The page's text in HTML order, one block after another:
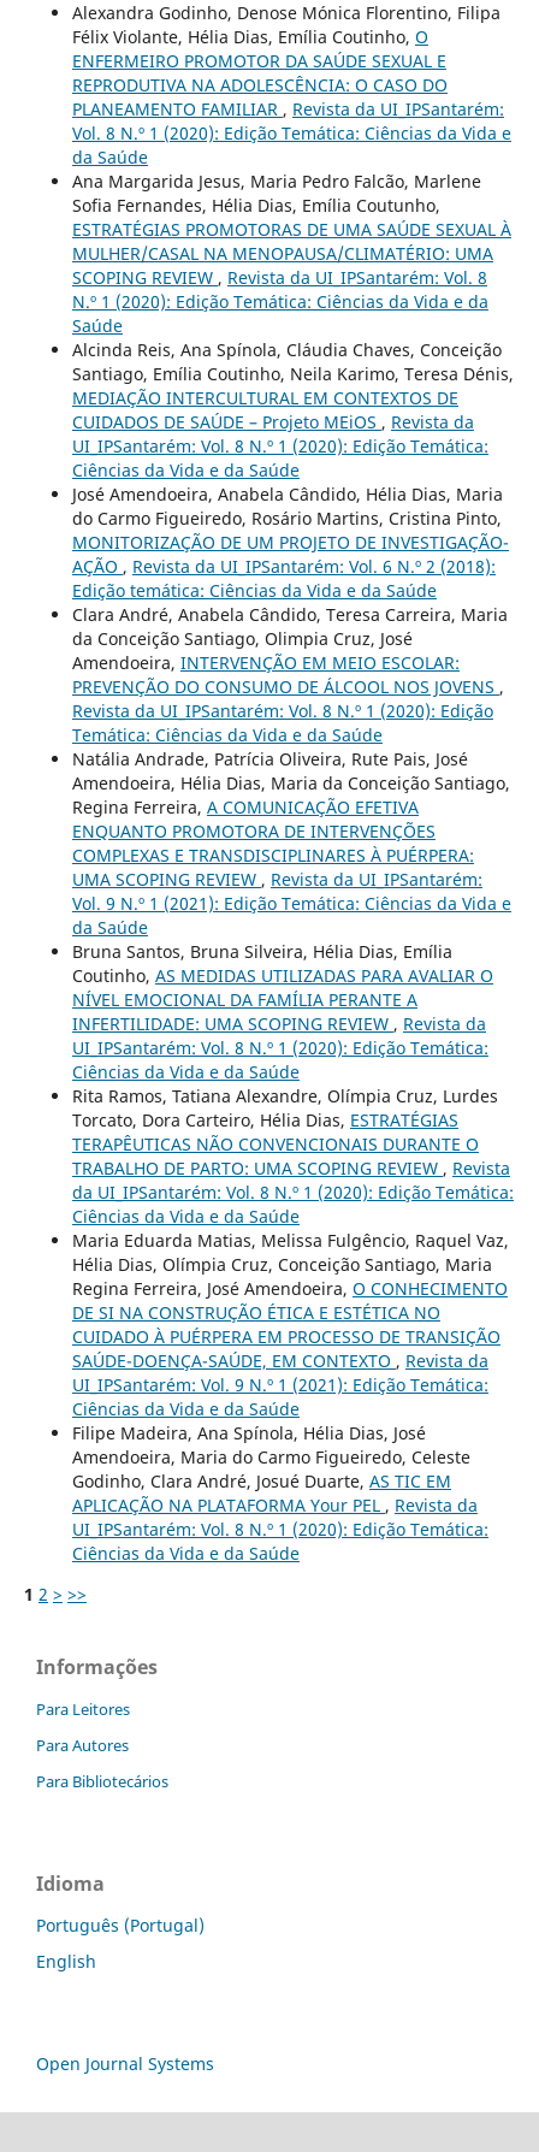
Alexandra Godinho, Denose Mónica Florentino, Filipa
Félix Violante, Hélia Dias, Emília Coutinho, O
ENFERMEIRO PROMOTOR DA SAÚDE SEXUAL E
REPRODUTIVA NA ADOLESCÊNCIA: O CASO DO
PLANEAMENTO FAMILIAR , Revista da UI_IPSantarém:
Vol. 8 N.º 1 (2020): Edição Temática: Ciências da Vida e
da Saúde
Ana Margarida Jesus, Maria Pedro Falcão, Marlene
Sofia Fernandes, Hélia Dias, Emília Coutunho,
ESTRATÉGIAS PROMOTORAS DE UMA SAÚDE SEXUAL À
MULHER/CASAL NA MENOPAUSA/CLIMATÉRIO: UMA
SCOPING REVIEW , Revista da UI_IPSantarém: Vol. 8
N.º 1 (2020): Edição Temática: Ciências da Vida e da
Saúde
Alcinda Reis, Ana Spínola, Cláudia Chaves, Conceição
Santiago, Emília Coutinho, Neila Karimo, Teresa Dénis,
MEDIAÇÃO INTERCULTURAL EM CONTEXTOS DE
CUIDADOS DE SAÚDE – Projeto MEiOS , Revista da
UI_IPSantarém: Vol. 8 N.º 1 (2020): Edição Temática:
Ciências da Vida e da Saúde
José Amendoeira, Anabela Cândido, Hélia Dias, Maria
do Carmo Figueiredo, Rosário Martins, Cristina Pinto,
MONITORIZAÇÃO DE UM PROJETO DE INVESTIGAÇÃO-
AÇÃO , Revista da UI_IPSantarém: Vol. 6 N.º 2 (2018):
Edição temática: Ciências da Vida e da Saúde
Clara André, Anabela Cândido, Teresa Carreira, Maria
da Conceição Santiago, Olimpia Cruz, José
Amendoeira, INTERVENÇÃO EM MEIO ESCOLAR:
PREVENÇÃO DO CONSUMO DE ÁLCOOL NOS JOVENS ,
Revista da UI_IPSantarém: Vol. 8 N.º 1 (2020): Edição
Temática: Ciências da Vida e da Saúde
Natália Andrade, Patrícia Oliveira, Rute Pais, José
Amendoeira, Hélia Dias, Maria da Conceição Santiago,
Regina Ferreira, A COMUNICAÇÃO EFETIVA
ENQUANTO PROMOTORA DE INTERVENÇÕES
COMPLEXAS E TRANSDISCIPLINARES À PUÉRPERA:
UMA SCOPING REVIEW , Revista da UI_IPSantarém:
Vol. 9 N.º 1 (2021): Edição Temática: Ciências da Vida e
da Saúde
Bruna Santos, Bruna Silveira, Hélia Dias, Emília
Coutinho, AS MEDIDAS UTILIZADAS PARA AVALIAR O
NÍVEL EMOCIONAL DA FAMÍLIA PERANTE A
INFERTILIDADE: UMA SCOPING REVIEW , Revista da
UI_IPSantarém: Vol. 8 N.º 1 (2020): Edição Temática:
Ciências da Vida e da Saúde
Rita Ramos, Tatiana Alexandre, Olímpia Cruz, Lurdes
Torcato, Dora Carteiro, Hélia Dias, ESTRATÉGIAS
TERAPÊUTICAS NÃO CONVENCIONAIS DURANTE O
TRABALHO DE PARTO: UMA SCOPING REVIEW , Revista
da UI_IPSantarém: Vol. 8 N.º 1 (2020): Edição Temática:
Ciências da Vida e da Saúde
Maria Eduarda Matias, Melissa Fulgêncio, Raquel Vaz,
Hélia Dias, Olímpia Cruz, Conceição Santiago, Maria
Regina Ferreira, José Amendoeira, O CONHECIMENTO
DE SI NA CONSTRUÇÃO ÉTICA E ESTÉTICA NO
CUIDADO À PUÉRPERA EM PROCESSO DE TRANSIÇÃO
SAÚDE-DOENÇA-SAÚDE, EM CONTEXTO , Revista da
UI_IPSantarém: Vol. 9 N.º 1 (2021): Edição Temática:
Ciências da Vida e da Saúde
Filipe Madeira, Ana Spínola, Hélia Dias, José
Amendoeira, Maria do Carmo Figueiredo, Celeste
Godinho, Clara André, Josué Duarte, AS TIC EM
APLICAÇÃO NA PLATAFORMA Your PEL , Revista da
UI_IPSantarém: Vol. 8 N.º 1 (2020): Edição Temática:
Ciências da Vida e da Saúde
1 2 > >>
Informações
Para Leitores
Para Autores
Para Bibliotecários
Idioma
Português (Portugal)
English
Open Journal Systems